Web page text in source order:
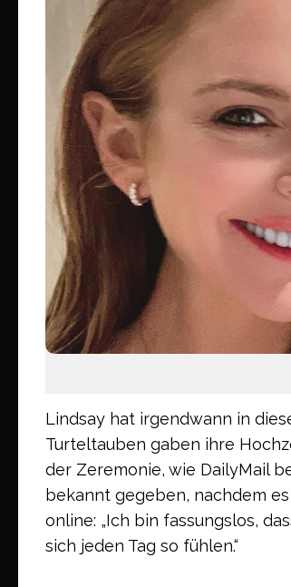
Lindsay hat irgendwann in
Turteltauben gaben ihre
der Zeremonie, wie DailyMail
bekannt gegeben, nachdem
online: „Ich bin fassungslos,
sich jeden Tag so fühlen.“